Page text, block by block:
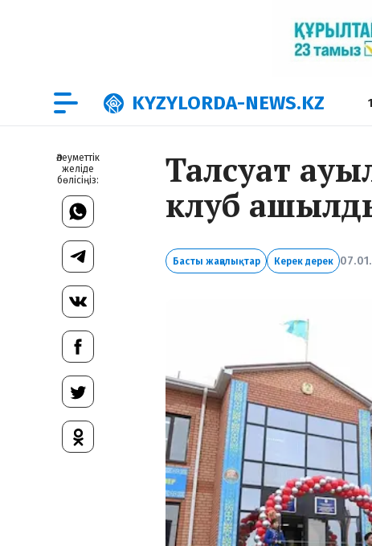
KYZYLORDA-NEWS.KZ
Әлеуметтік
желіде
бөлісіңіз:
Талсуат
клуб
Басты жаңалықтар Керек дерек